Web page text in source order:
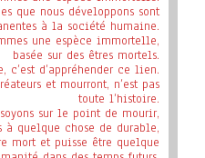
que nous développons sont
à la société humaine.
une espèce immortelle,
basée sur des êtres mortels.
c’est d’appréhender ce lien.
et mourront, n’est pas
toute l’histoire.
sur le point de mourir,
à quelque chose de durable,
mort et puisse être quelque